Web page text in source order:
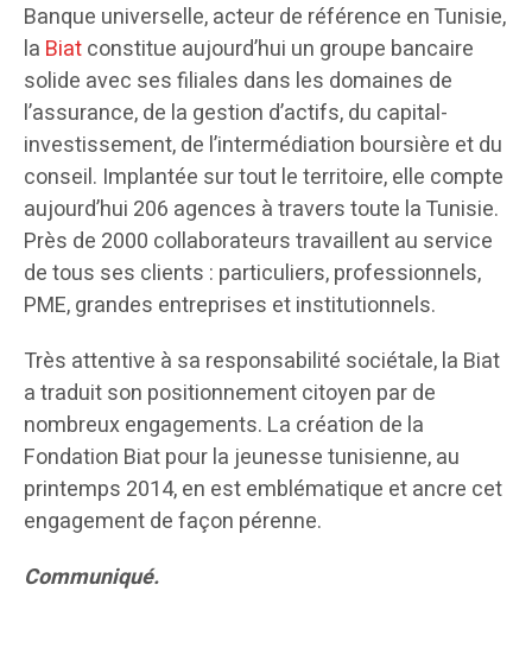
Banque universelle, acteur de référence en Tunisie,
la Biatconstitue aujourd’hui un groupe bancaire
solide avec ses filiales dans les domaines de
l’assurance, de la gestion d’actifs, du capital-
investissement, de l’intermédiation boursière et du
conseil. Implantée sur tout le territoire, elle compte
aujourd’hui 206 agences à travers toute la Tunisie.
Près de 2000 collaborateurs travaillent au service
de tous ses clients : particuliers, professionnels,
PME, grandes entreprises et institutionnels.
Très attentive à sa responsabilité sociétale, la Biat
a traduit son positionnement citoyen par de
nombreux engagements. La création de la
Fondation Biat pour la jeunesse tunisienne, au
printemps 2014, en est emblématique et ancre cet
engagement de façon pérenne.
Communiqué.